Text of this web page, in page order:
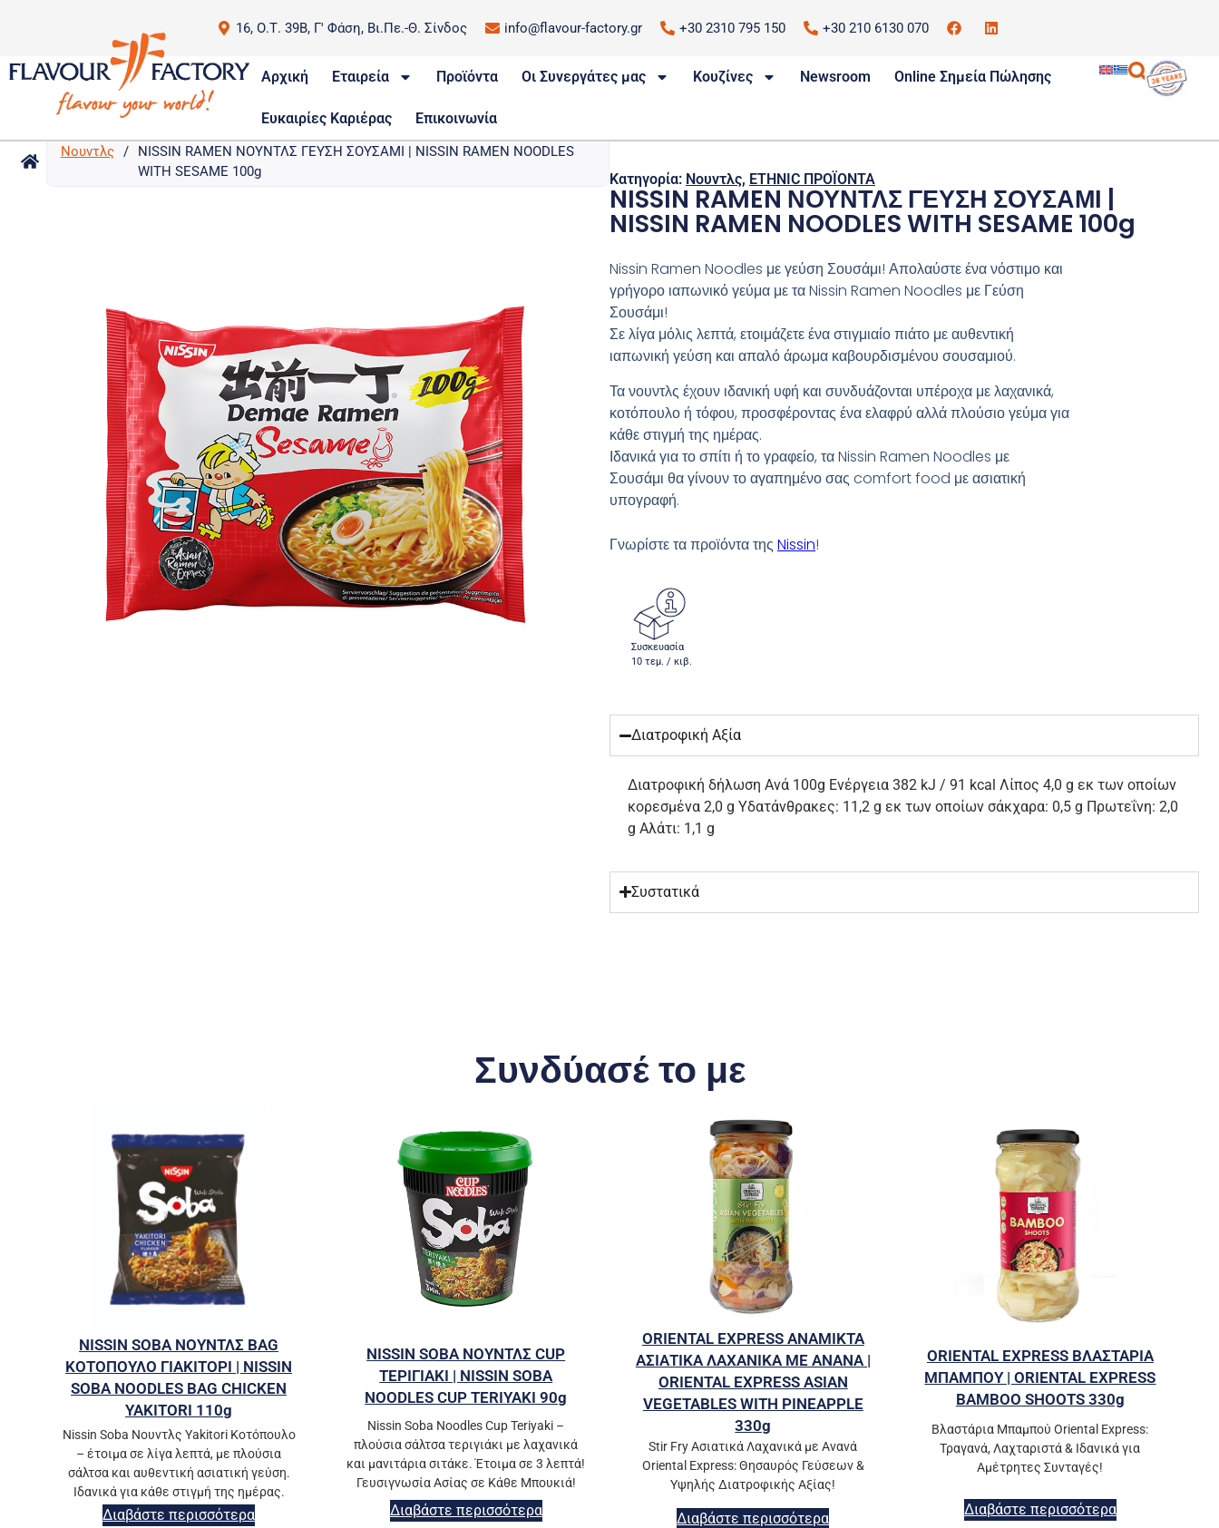
16, Ο.Τ. 39Β, Γ' Φάση, Βι.Πε.-Θ. Σίνδος info@flavour-factory.gr +30 2310 795 150 +30 210 6130 070
Αρχική Εταιρεία Προϊόντα Οι Συνεργάτες μας Κουζίνες Newsroom Online Σημεία Πώλησης
Ευκαιρίες Καριέρας Επικοινωνία
Νουντλς /
NISSIN RAMEN ΝΟΥΝΤΛΣ ΓΕΥΣΗ ΣΟΥΣΑΜΙ | NISSIN RAMEN NOODLES
WITH SESAME 100g
Κατηγορία: Νουντλς, ETHNIC ΠΡΟΪΟΝΤΑ
NISSIN RAMEN ΝΟΥΝΤΛΣ ΓΕΥΣΗ ΣΟΥΣΑΜΙ |
NISSIN RAMEN NOODLES WITH SESAME 100g
Nissin Ramen Noodles με γεύση Σουσάμι! Απολαύστε ένα νόστιμο και
γρήγορο ιαπωνικό γεύμα με τα Nissin Ramen Noodles με Γεύση
Σουσάμι!
Σε λίγα μόλις λεπτά, ετοιμάζετε ένα στιγμιαίο πιάτο με αυθεντική
ιαπωνική γεύση και απαλό άρωμα καβουρδισμένου σουσαμιού.
Τα νουντλς έχουν ιδανική υφή και συνδυάζονται υπέροχα με λαχανικά,
κοτόπουλο ή τόφου, προσφέροντας ένα ελαφρύ αλλά πλούσιο γεύμα για
κάθε στιγμή της ημέρας.
Ιδανικά για το σπίτι ή το γραφείο, τα Nissin Ramen Noodles με
Σουσάμι θα γίνουν το αγαπημένο σας comfort food με ασιατική
υπογραφή.
Γνωρίστε τα προϊόντα της Nissin!
Συσκευασία
10 τεμ. / κιβ.
Διατροφική Αξία
Διατροφική δήλωση Ανά 100g Ενέργεια 382 kJ / 91 kcal Λίπος 4,0 g εκ των οποίων
κορεσμένα 2,0 g Υδατάνθρακες: 11,2 g εκ των οποίων σάκχαρα: 0,5 g Πρωτεΐνη: 2,0
g Αλάτι: 1,1 g
Συστατικά
Συνδύασέ το με
NISSIN SOBA ΝΟΥΝΤΛΣ BAG
ΚΟΤΟΠΟΥΛΟ ΓΙΑΚΙΤΟΡΙ | NISSIN
SOBA NOODLES BAG CHICKEN
YAKITORI 110g
Nissin Soba Νουντλς Yakitori Κοτόπουλο
– έτοιμα σε λίγα λεπτά, με πλούσια
σάλτσα και αυθεντική ασιατική γεύση.
Ιδανικά για κάθε στιγμή της ημέρας.
Διαβάστε περισσότερα
NISSIN SOBA ΝΟΥΝΤΛΣ CUP
ΤΕΡΙΓΙΑΚΙ | NISSIN SOBA
NOODLES CUP TERIYAKI 90g
Nissin Soba Noodles Cup Teriyaki –
πλούσια σάλτσα τεριγιάκι με λαχανικά
και μανιτάρια σιτάκε. Έτοιμα σε 3 λεπτά!
Γευσιγνωσία Ασίας σε Κάθε Μπουκιά!
Διαβάστε περισσότερα
ORIENTAL EXPRESS ΑΝΑΜΙΚΤΑ
ΑΣΙΑΤΙΚΑ ΛΑΧΑΝΙΚΑ ΜΕ ΑΝΑΝΑ |
ORIENTAL EXPRESS ASIAN
VEGETABLES WITH PINEAPPLE
330g
Stir Fry Ασιατικά Λαχανικά με Ανανά
Oriental Express: Θησαυρός Γεύσεων &
Υψηλής Διατροφικής Αξίας!
Διαβάστε περισσότερα
ORIENTAL EXPRESS ΒΛΑΣΤΑΡΙΑ
ΜΠΑΜΠΟΥ | ORIENTAL EXPRESS
BAMBOO SHOOTS 330g
Βλαστάρια Μπαμπού Oriental Express:
Τραγανά, Λαχταριστά & Ιδανικά για
Αμέτρητες Συνταγές!
Διαβάστε περισσότερα